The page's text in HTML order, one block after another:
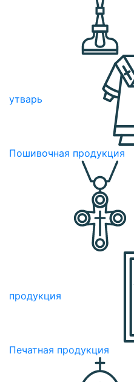
утварь
Пошивочная продукция
продукция
Печатная продукция